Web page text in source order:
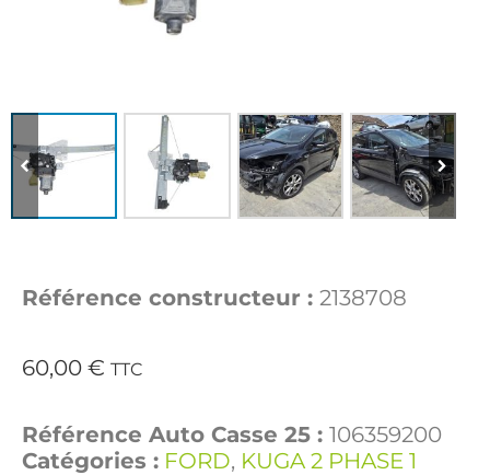
Référence constructeur : 2138708
60,00 € TTC
Référence Auto Casse 25 : 106359200
Catégories : FORD, KUGA 2 PHASE 1